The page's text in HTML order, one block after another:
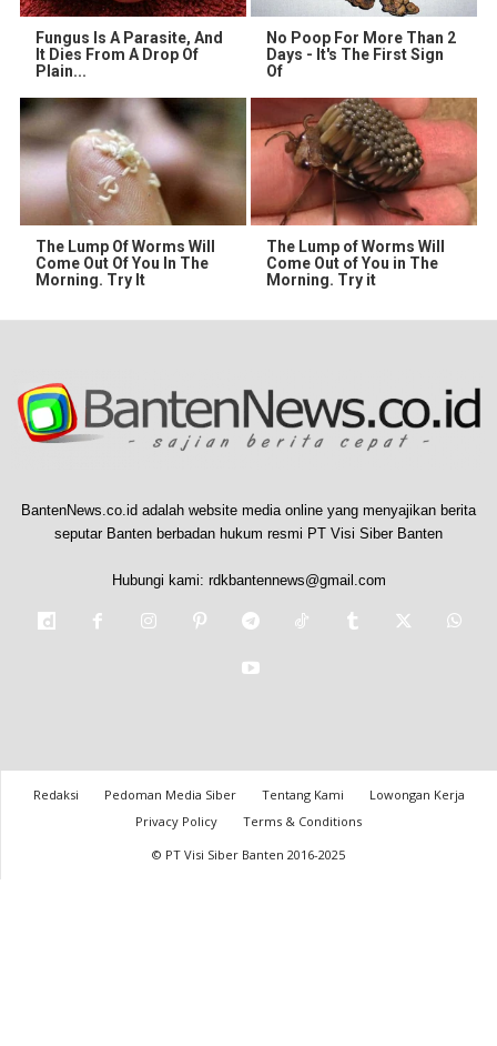
Fungus Is A Parasite, And
It Dies From A Drop Of
Plain...
No Poop For More Than 2
Days - It's The First Sign
Of
The Lump Of Worms Will
Come Out Of You In The
Morning. Try It
The Lump of Worms Will
Come Out of You in The
Morning. Try it
BantenNews.co.id adalah website media online yang menyajikan berita
seputar Banten berbadan hukum resmi PT Visi Siber Banten
Hubungi kami: rdkbantennews@gmail.com
Redaksi Pedoman Media Siber Tentang Kami
Lowongan Kerja
Privacy Policy
Terms & Conditions
© PT Visi Siber Banten 2016-2025